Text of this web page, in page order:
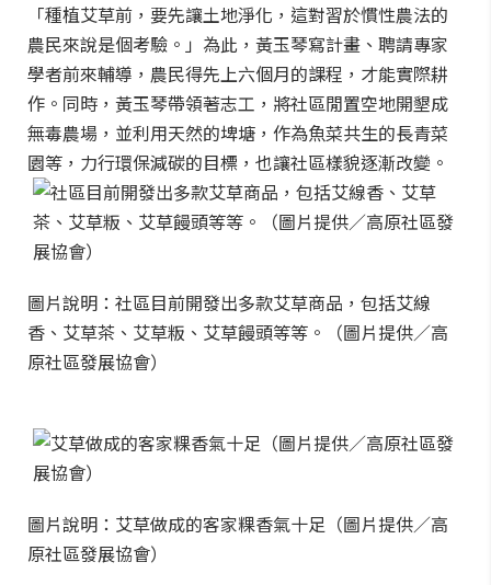
「種植艾草前，要先讓土地淨化，這對習於慣性農法的
農民來說是個考驗。」為此，黃玉琴寫計畫、聘請專家
學者前來輔導，農民得先上六個月的課程，才能實際耕
作。同時，黃玉琴帶領著志工，將社區閒置空地開墾成
無毒農場，並利用天然的埤塘，作為魚菜共生的長青菜
園等，力行環保減碳的目標，也讓社區樣貌逐漸改變。
圖片說明：社區目前開發出多款艾草商品，包括艾線
香、艾草茶、艾草粄、艾草饅頭等等。（圖片提供／高
原社區發展協會）
圖片說明：艾草做成的客家粿香氣十足（圖片提供／高
原社區發展協會）